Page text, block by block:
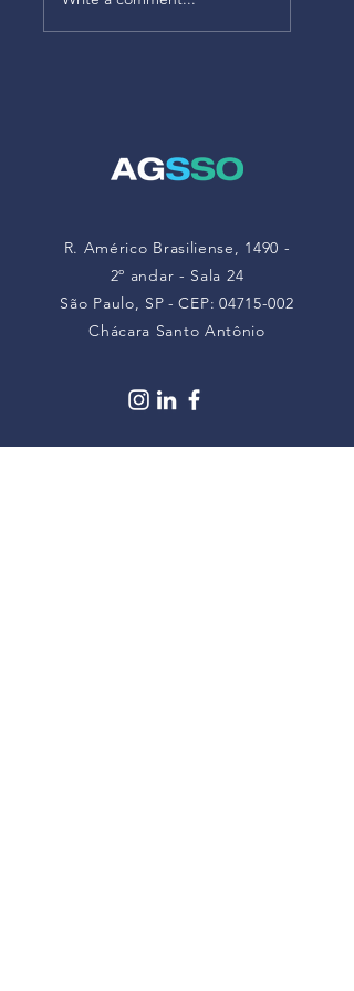
R. Américo Brasiliense, 1490 -
2º andar - Sala 24
São Paulo, SP -CEP: 04715-002
Chácara Santo Antônio
Contate-nos